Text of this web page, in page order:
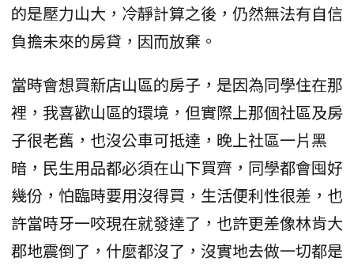
的是壓力山大，冷靜計算之後，仍然無法有自信
負擔未來的房貸，因而放棄。
當時會想買新店山區的房子，是因為同學住在那
裡，我喜歡山區的環境，但實際上那個社區及房
子很老舊，也沒公車可抵達，晚上社區一片黑
暗，民生用品都必須在山下買齊，同學都會囤好
幾份，怕臨時要用沒得買，生活便利性很差，也
許當時牙一咬現在就發達了，也許更差像林肯大
郡地震倒了，什麼都沒了，沒實地去做一切都是